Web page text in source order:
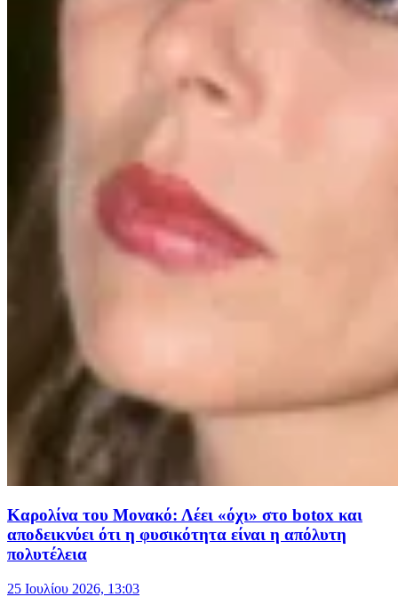
Καρολίνα του Μονακό: Λέει «όχι» στο botox και
αποδεικνύει ότι η φυσικότητα είναι η απόλυτη
πολυτέλεια
25 Ιουλίου 2026, 13:03